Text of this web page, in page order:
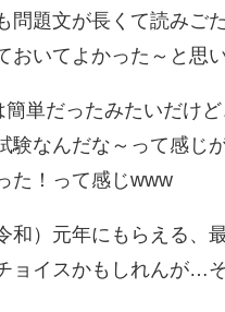
問題文が長くて読みご
いてよかった～と思い
単だったみたいだけ
なんだな～って感じが
た！って感じwww
和）元年にもらえる、
ョイスかもしれんが…